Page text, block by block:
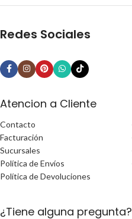
Redes Sociales
Atencion a Cliente
Contacto
Facturación
Sucursales
Política de Envíos
Política de Devoluciones
¿Tiene alguna pregunta?